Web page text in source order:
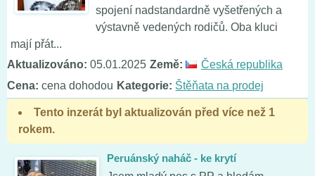
spojení nadstandardně vyšetřených a
výstavně vedených rodičů. Oba kluci
mají přát...
Aktualizováno: 05.01.2025 Země:
Česká republika
Cena: cena dohodou Kategorie: Štěňata na prodej
Tento inzerát byl aktualizován před více než 1
rokem.
Peruánský naháč - ke krytí